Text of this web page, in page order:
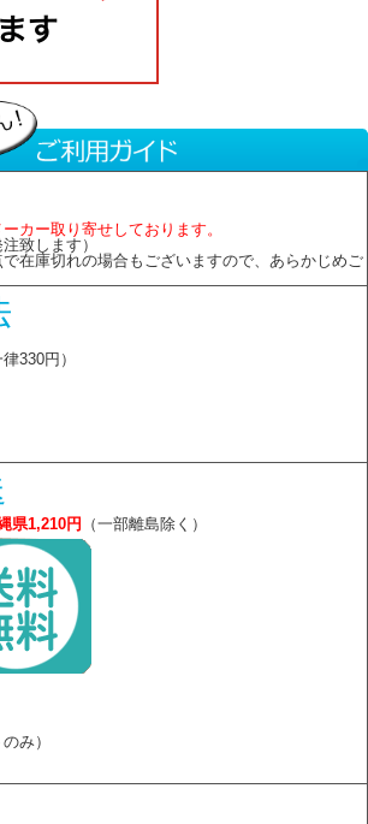
ーカー取り寄せしております。
致します）
在庫切れの場合もございますので、あらかじめご
330円）
県1,210円 （一部離島除く）
み）